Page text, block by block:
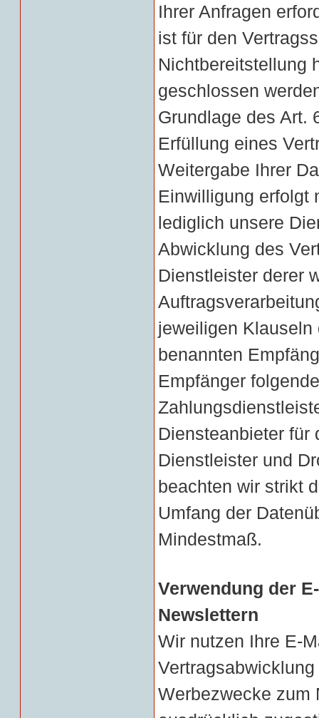
Ihrer Anfragen
ist für den
Nichtbereitstellung
geschlossen
Grundlage des Art.
Erfüllung eines
Weitergabe Ihrer
Einwilligung erfolgt
lediglich unsere
Abwicklung des
Dienstleister derer
jeweiligen
benannten
Empfänger
Diensteanbieter für
Dienstleister und
beachten wir strikt
Umfang der
Mindestmaß.
Verwendung der
Newslettern
Wir nutzen Ihre E-
Werbezwecke zum